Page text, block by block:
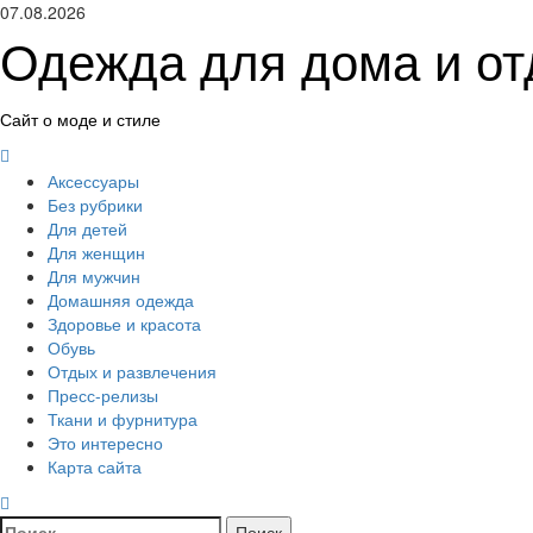
Перейти
содержимому
07.08.2026
Одежда для дома и
Сайт о моде и стиле
менюАксессуары
Без рубрики
Для детей
Для женщин
Для мужчин
Домашняя одежда
Здоровье и красота
Обувь
Отдых и развлечения
Пресс-релизы
Ткани и фурнитура
Это интересно
Карта сайта
Найти: